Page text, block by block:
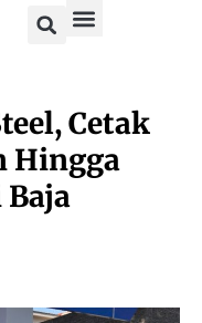
Cetak
Hingga